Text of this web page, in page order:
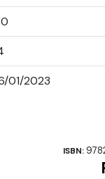
01/2023
ISBN: